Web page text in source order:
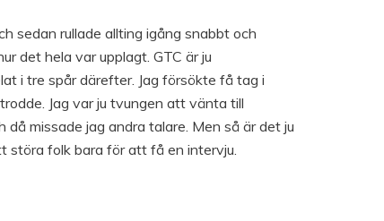
sedan rullade allting igång snabbt och
det hela var upplagt. GTC är ju
i tre spår därefter. Jag försökte få tag i
Jag var ju tvungen att vänta till
missade jag andra talare. Men så är det ju
störa folk bara för att få en intervju.